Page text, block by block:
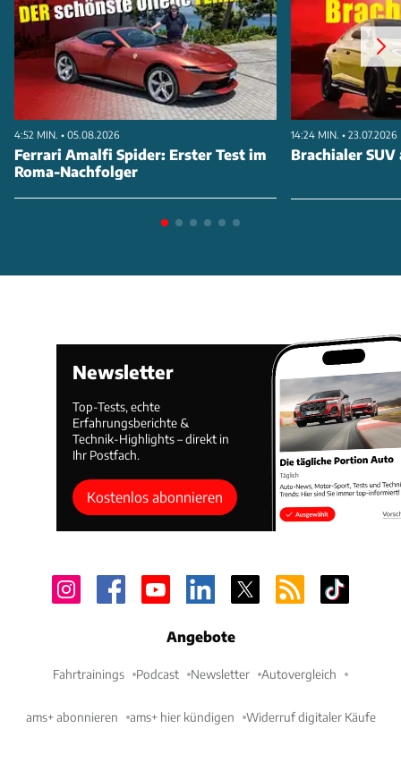
4:52 MIN. • 05.08.2026
Ferrari Amalfi Spider: Erster Test im
Roma-Nachfolger
14:24 MIN. • 23.07.2026
Brachialer
Newsletter
Top-Tests, echte
Erfahrungsberichte &
Technik-Highlights – direkt in
Ihr Postfach.
Kostenlos abonnieren
Angebote
Fahrtrainings Podcast Newsletter Autovergleich
ams+ abonnieren ams+ hier kündigen Widerruf digitaler Käufe